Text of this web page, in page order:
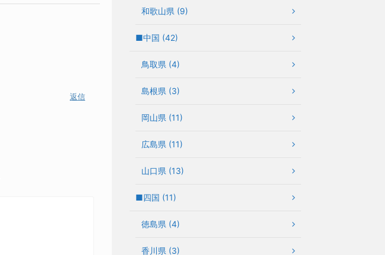
返信
和歌山県 (9)
■中国 (42)
鳥取県 (4)
島根県 (3)
岡山県 (11)
広島県 (11)
山口県 (13)
■四国 (11)
徳島県 (4)
香川県 (3)